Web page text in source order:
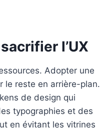
l’UX
Adopter une
le reste en arrière-plan.
de design qui
typographies et des
en évitant les vitrines